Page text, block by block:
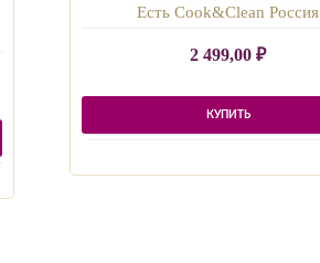
Есть Cook&Clean Россия
2 499,00₽
КУПИТЬ